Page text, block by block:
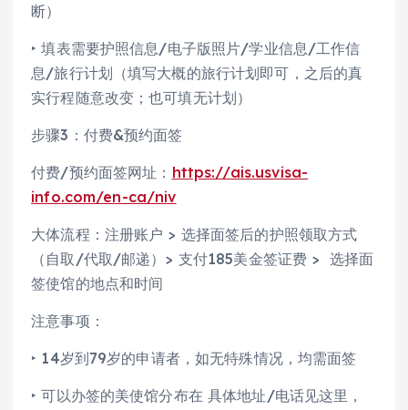
断）
‣ 填表需要护照信息/电子版照片/学业信息/工作信
息/旅行计划（填写大概的旅行计划即可，之后的真
实行程随意改变；也可填无计划）
步骤3：付费&预约面签
付费/预约面签网址： https://ais.usvisa-
info.com/en-ca/niv
大体流程：注册账户 > 选择面签后的护照领取方式
（自取/代取/邮递）> 支付185美金签证费 > 选择面
签使馆的地点和时间
注意事项：
‣ 14岁到79岁的申请者，如无特殊情况，均需面签
‣ 可以办签的美使馆分布在 具体地址/电话见这里，